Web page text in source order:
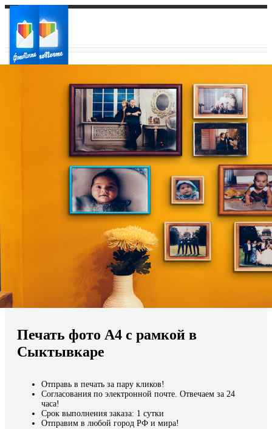
Ваш регион доставки
Выберите из списка:
Мы доставляем по всему миру
Продолжить без города
Печать фото А4 с рамкой в
Сыктывкаре
Отправь в печать за пару кликов!
Согласования по электронной почте. Отвечаем за 24
часа!
Срок выполнения заказа: 1 сутки
Отправим в любой город РФ и мира!